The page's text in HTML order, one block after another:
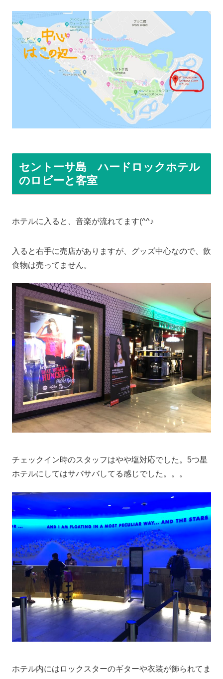
セントーサ島 ハードロックホテル
のロビーと客室
ホテルに入ると、音楽が流れてます(^^♪
入ると右手に売店がありますが、グッズ中心なので、飲
食物は売ってません。
チェックイン時のスタッフはやや塩対応でした。5つ星
ホテルにしてはサバサバしてる感じでした。。。
ホテル内にはロックスターのギターや衣装が飾られてま